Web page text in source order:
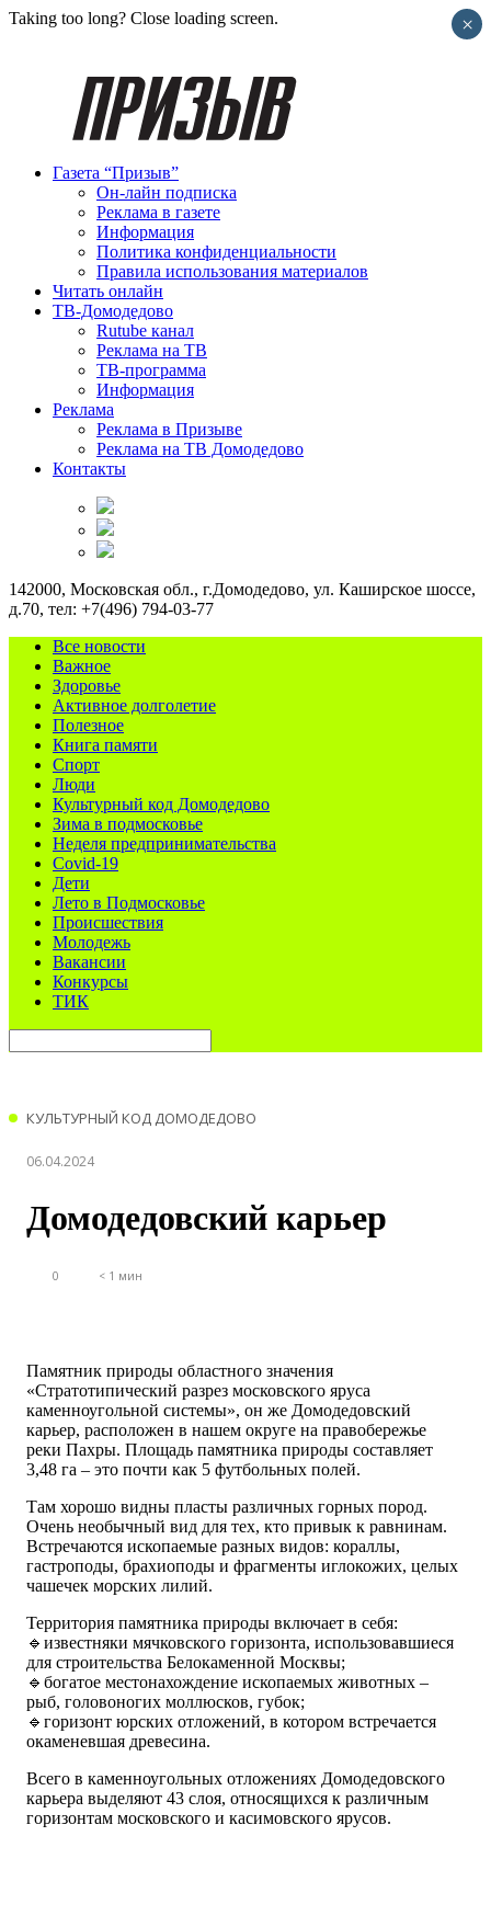
Taking too long? Close loading screen.
Газета “Призыв”
Он-лайн подписка
Реклама в газете
Информация
Политика конфиденциальности
Правила использования материалов
Читать онлайн
ТВ-Домодедово
Rutube канал
Реклама на ТВ
ТВ-программа
Информация
Реклама
Реклама в Призыве
Реклама на ТВ Домодедово
Контакты
142000, Московская обл., г.Домодедово, ул. Каширское шоссе,
д.70, тел: +7(496) 794-03-77
Все новости
Важное
Здоровье
Активное долголетие
Полезное
Книга памяти
Спорт
Люди
Культурный код Домодедово
Зима в подмосковье
Неделя предпринимательства
Covid-19
Дети
Лето в Подмосковье
Происшествия
Молодежь
Вакансии
Конкурсы
ТИК
КУЛЬТУРНЫЙ КОД ДОМОДЕДОВО
06.04.2024
Домодедовский карьер
0 < 1 мин
Памятник природы областного значения
«Стратотипический разрез московского яруса
каменноугольной системы», он же Домодедовский
карьер, расположен в нашем округе на правобережье
реки Пахры. Площадь памятника природы составляет
3,48 га – это почти как 5 футбольных полей.
Там хорошо видны пласты различных горных пород.
Очень необычный вид для тех, кто привык к равнинам.
Встречаются ископаемые разных видов: кораллы,
гастроподы, брахиоподы и фрагменты иглокожих, целых
чашечек морских лилий.
Территория памятника природы включает в себя:
🔹известняки мячковского горизонта, использовавшиеся
для строительства Белокаменной Москвы;
🔹богатое местонахождение ископаемых животных –
рыб, головоногих моллюсков, губок;
🔹горизонт юрских отложений, в котором встречается
окаменевшая древесина.
Всего в каменноугольных отложениях Домодедовского
карьера выделяют 43 слоя, относящихся к различным
горизонтам московского и касимовского ярусов.
×